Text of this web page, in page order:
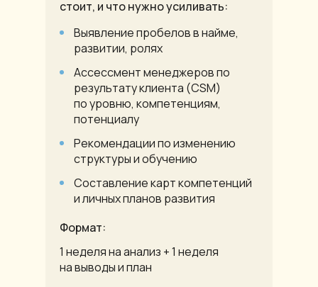
Формат:
1 неделя на анализ + 1 неделя
на выводы и план
стоит, и что нужно усиливать:
Выявление пробелов в найме,
развитии, ролях
Ассессмент менеджеров по
результату клиента (CSM)
по уровню, компетенциям,
потенциалу
Рекомендации по изменению
структуры и обучению
Составление карт компетенций
и личных планов развития